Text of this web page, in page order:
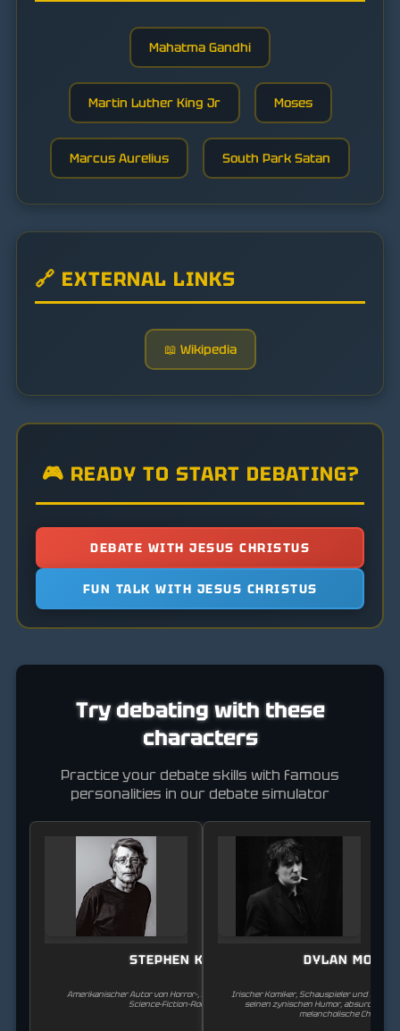
Mahatma Gandhi
Martin Luther King Jr Moses
Marcus Aurelius South Park Satan
🔗 EXTERNAL LINKS
📖 Wikipedia
🎮 READY TO START DEBATING?
DEBATE WITH JESUS CHRISTUS
FUN TALK WITH JESUS CHRISTUS
Try debating with these
characters
Practice your debate skills with famous
personalities in our debate simulator
STEPHEN KING
Amerikanischer Autor von Horror-, Fantasy-, Mystery- und
Science-Fiction-Romanen.
DYLAN MORAN
Irischer Komiker, Schauspieler und
seinen zynischen Humor, absurde
melancholische